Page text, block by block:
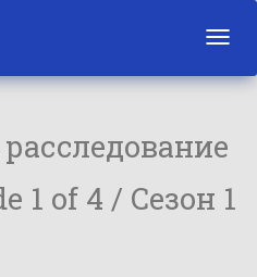
1 of 4 / Сезон 1